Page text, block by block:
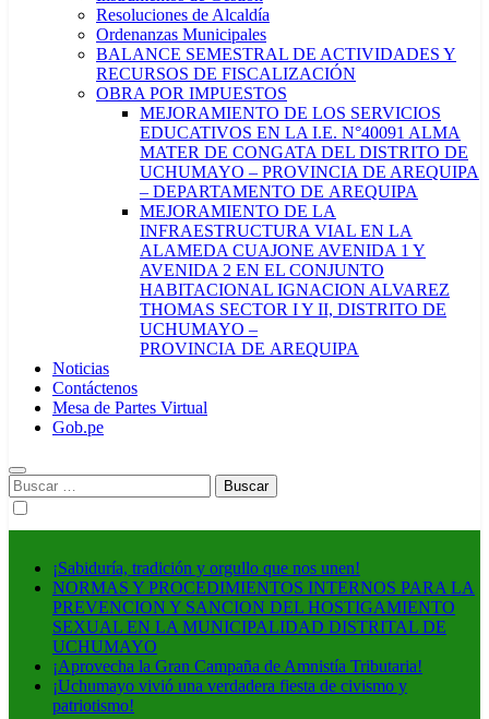
Resoluciones de Alcaldía
Ordenanzas Municipales
BALANCE SEMESTRAL DE ACTIVIDADES Y
RECURSOS DE FISCALIZACIÓN
OBRA POR IMPUESTOS
MEJORAMIENTO DE LOS SERVICIOS
EDUCATIVOS EN LA I.E. N°40091 ALMA
MATER DE CONGATA DEL DISTRITO DE
UCHUMAYO – PROVINCIA DE AREQUIPA
– DEPARTAMENTO DE AREQUIPA
MEJORAMIENTO DE LA
INFRAESTRUCTURA VIAL EN LA
ALAMEDA CUAJONE AVENIDA 1 Y
AVENIDA 2 EN EL CONJUNTO
HABITACIONAL IGNACION ALVAREZ
THOMAS SECTOR I Y II, DISTRITO DE
UCHUMAYO –
PROVINCIA DE AREQUIPA
Noticias
Contáctenos
Mesa de Partes Virtual
Gob.pe
Buscar:
¡Sabiduría, tradición y orgullo que nos unen!
NORMAS Y PROCEDIMIENTOS INTERNOS PARA LA
PREVENCION Y SANCION DEL HOSTIGAMIENTO
SEXUAL EN LA MUNICIPALIDAD DISTRITAL DE
UCHUMAYO
¡Aprovecha la Gran Campaña de Amnistía Tributaria!
¡Uchumayo vivió una verdadera fiesta de civismo y
patriotismo!